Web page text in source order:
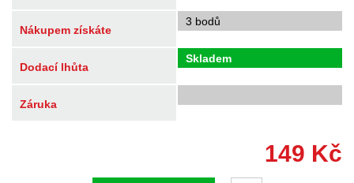
Nákupem získáte
3 bodů
Dodací lhůta
Skladem
Záruka
149 Kč